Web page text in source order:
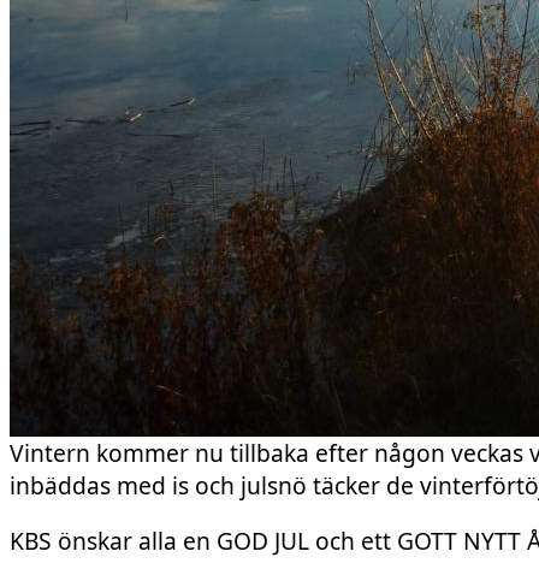
Vintern kommer nu tillbaka efter någon veckas
inbäddas med is och julsnö täcker de
KBS önskar alla en GOD JUL och ett GOTT NYTT